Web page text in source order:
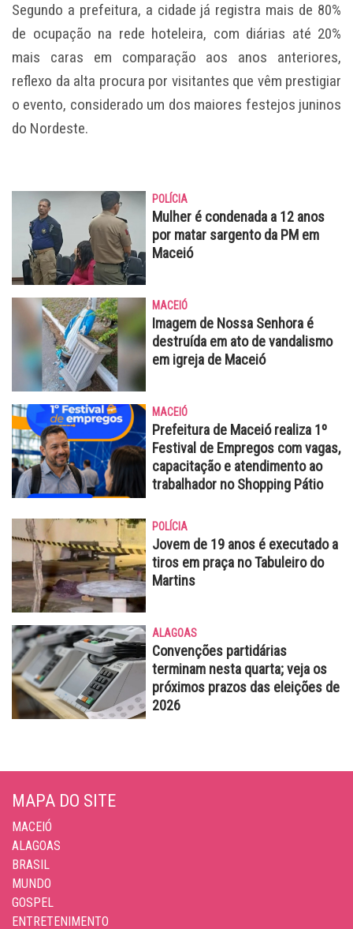
Segundo a prefeitura, a cidade já registra mais de 80%
de ocupação na rede hoteleira, com diárias até 20%
mais caras em comparação aos anos anteriores,
reflexo da alta procura por visitantes que vêm prestigiar
o evento, considerado um dos maiores festejos juninos
do Nordeste.
POLÍCIA
Mulher é condenada a 12 anos
por matar sargento da PM em
Maceió
MACEIÓ
Imagem de Nossa Senhora é
destruída em ato de vandalismo
em igreja de Maceió
MACEIÓ
Prefeitura de Maceió realiza 1º
Festival de Empregos com vagas,
capacitação e atendimento ao
trabalhador no Shopping Pátio
POLÍCIA
Jovem de 19 anos é executado a
tiros em praça no Tabuleiro do
Martins
ALAGOAS
Convenções partidárias
terminam nesta quarta; veja os
próximos prazos das eleições de
2026
MAPA DO SITE
MACEIÓ
ALAGOAS
BRASIL
MUNDO
GOSPEL
ENTRETENIMENTO